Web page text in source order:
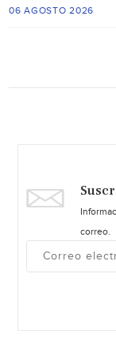
06 AGOSTO 2026
correo.